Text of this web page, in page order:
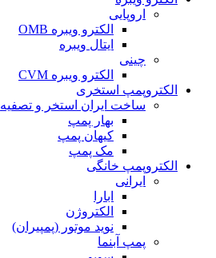
اروپایی
الکترو ویبره OMB
ایتال ویبره
چینی
الکترو ویبره CVM
الکتروپمپ استخری
ساخت ایران استخر و تصفیه
بهار پمپ
کیهان پمپ
مک پمپ
الکتروپمپ خانگی
ایرانی
ابارا
الکتروژن
نوید موتور (پمپیران)
پمپ آبنما